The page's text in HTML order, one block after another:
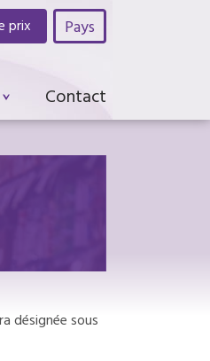
prix Pays
Contact
désignée sous